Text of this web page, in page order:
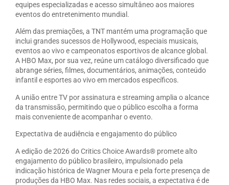
equipes especializadas e acesso simultâneo aos maiores
eventos do entretenimento mundial.
Além das premiações, a TNT mantém uma programação que
inclui grandes sucessos de Hollywood, especiais musicais,
eventos ao vivo e campeonatos esportivos de alcance global.
A HBO Max, por sua vez, reúne um catálogo diversificado que
abrange séries, filmes, documentários, animações, conteúdo
infantil e esportes ao vivo em mercados específicos.
A união entre TV por assinatura e streaming amplia o alcance
da transmissão, permitindo que o público escolha a forma
mais conveniente de acompanhar o evento.
Expectativa de audiência e engajamento do público
A edição de 2026 do Critics Choice Awards® promete alto
engajamento do público brasileiro, impulsionado pela
indicação histórica de Wagner Moura e pela forte presença de
produções da HBO Max. Nas redes sociais, a expectativa é de